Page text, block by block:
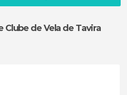
Clube de Vela de Tavira